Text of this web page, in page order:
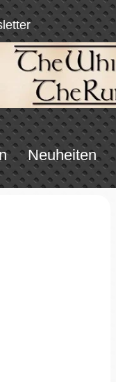
Neuheiten